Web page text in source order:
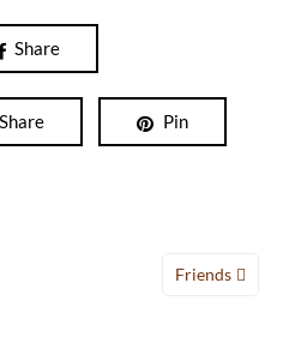
Share
Share Pin
Friends